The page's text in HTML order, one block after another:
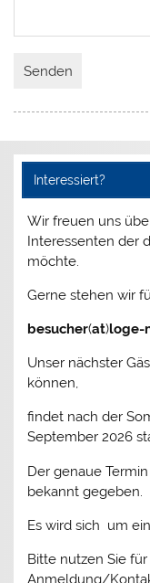
Interessiert?
Wir freuen uns
Interessenten der
möchte.
Gerne stehen wir
besucher(at)loge-
Unser nächster
können,
findet nach der
September 2026
Der genaue
bekannt gegeben.
Es wird sich um
Bitte nutzen Sie
Anmeldung/